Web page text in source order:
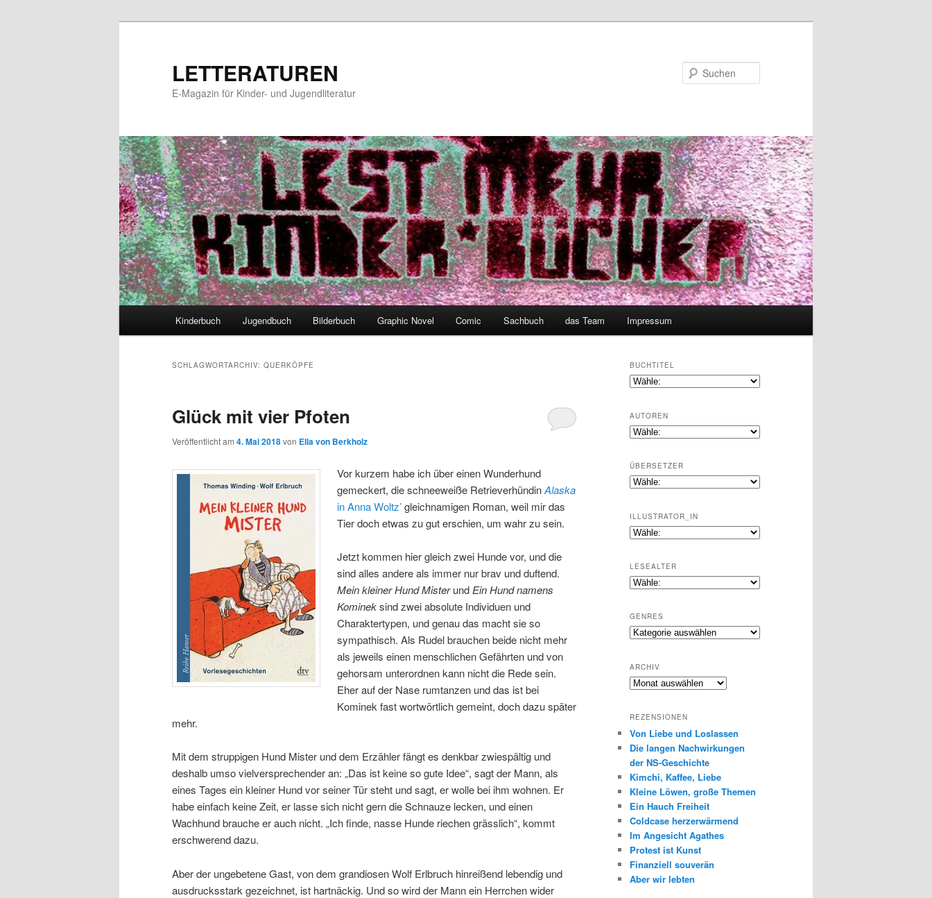
LETTERATUREN
E-Magazin für Kinder- und Jugendliteratur
Kinderbuch Jugendbuch Bilderbuch Graphic Novel Comic Sachbuch das Team Impressum
SCHLAGWORTARCHIV: QUERKÖPFE
Glück mit vier Pfoten
Veröffentlicht am 4. Mai 2018von Ella von Berkholz
Vor kurzem habe ich über einen Wunderhund
gemeckert, die schneeweiße RetrieverhündinAlaska
in Anna Woltz’gleichnamigen Roman, weil mir das
Tier doch etwas zu gut erschien, um wahr zu sein.
Jetzt kommen hier gleich zwei Hunde vor, und die
sind alles andere als immer nur brav und duftend.
Mein kleiner Hund Misterund Ein Hund namens
Komineksind zwei absolute Individuen und
Charaktertypen, und genau das macht sie so
sympathisch. Als Rudel brauchen beide nicht mehr
als jeweils einen menschlichen Gefährten und von
gehorsam unterordnen kann nicht die Rede sein.
Eher auf der Nase rumtanzen und das ist bei
Kominek fast wortwörtlich gemeint, doch dazu später
mehr.
Mit dem struppigen Hund Mister und dem Erzähler fängt es denkbar zwiespältig und
deshalb umso vielversprechender an: „Das ist keine so gute Idee“, sagt der Mann, als
eines Tages ein kleiner Hund vor seiner Tür steht und sagt, er wolle bei ihm wohnen. Er
habe einfach keine Zeit, er lasse sich nicht gern die Schnauze lecken, und einen
Wachhund brauche er auch nicht. „Ich finde, nasse Hunde riechen grässlich“, kommt
erschwerend dazu.
Aber der ungebetene Gast, von dem grandiosen Wolf Erlbruch hinreißend lebendig und
ausdrucksstark gezeichnet, ist hartnäckig. Und so wird der Mann ein Herrchen wider
BUCHTITEL
AUTOREN
ÜBERSETZER
ILLUSTRATOR_IN
LESEALTER
GENRES
Genres
ARCHIV
Archiv
REZENSIONEN
Von Liebe und Loslassen
Die langen Nachwirkungen
der NS-Geschichte
Kimchi, Kaffee, Liebe
Kleine Löwen, große Themen
Ein Hauch Freiheit
Coldcase herzerwärmend
Im Angesicht Agathes
Protest ist Kunst
Finanziell souverän
Aber wir lebten